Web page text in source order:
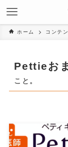
ホーム コンテ
Pettieお
こと。